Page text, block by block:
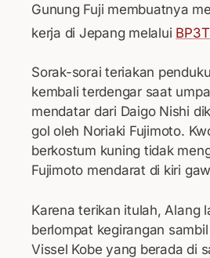
Gunung Fuji membuatnya
kerja di Jepang melalui
Sorak-sorai teriakan
kembali terdengar saat
mendatar dari Daigo Nishi
gol oleh Noriaki Fujimoto.
berkostum kuning tidak
Fujimoto mendarat di kiri
Karena terikan itulah, Alang
berlompat kegirangan
Vissel Kobe yang berada di